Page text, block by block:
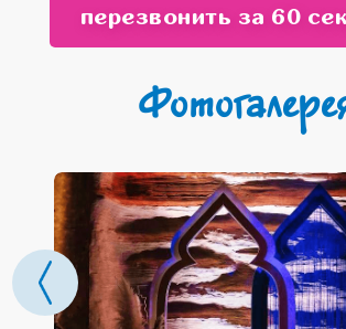
перезвонить за 60